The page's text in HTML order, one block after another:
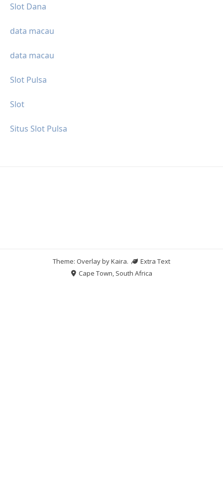
Slot Dana
data macau
data macau
Slot Pulsa
Slot
Situs Slot Pulsa
Theme: Overlay byKaira.
Extra Text
Cape Town, South Africa